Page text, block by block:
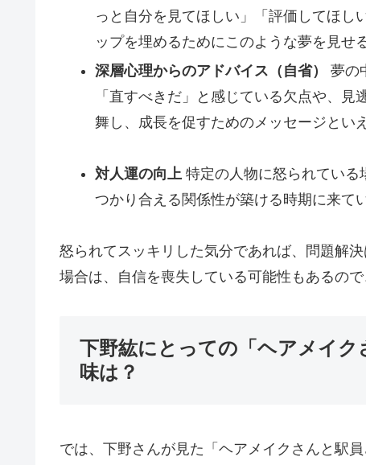
っと自分を見てほしい」「評価してほし
ップを埋めるためにこのような夢を見せ
深層心理からのアドバイス（自省）
夢の
「直すべきだ」と感じている欠点や、
舞し、成長を促すためのメッセージとい
対人運の向上特定の人物に怒られている
つかり合える関係性が築ける時期に来て
怒られてスッキリした気分であれば、問題解
場合は、自信を喪失している可能性もあるの
下野紘にとっての「ヘアメイ
味は？
では、下野さんが見た「ヘアメイクさんと駅